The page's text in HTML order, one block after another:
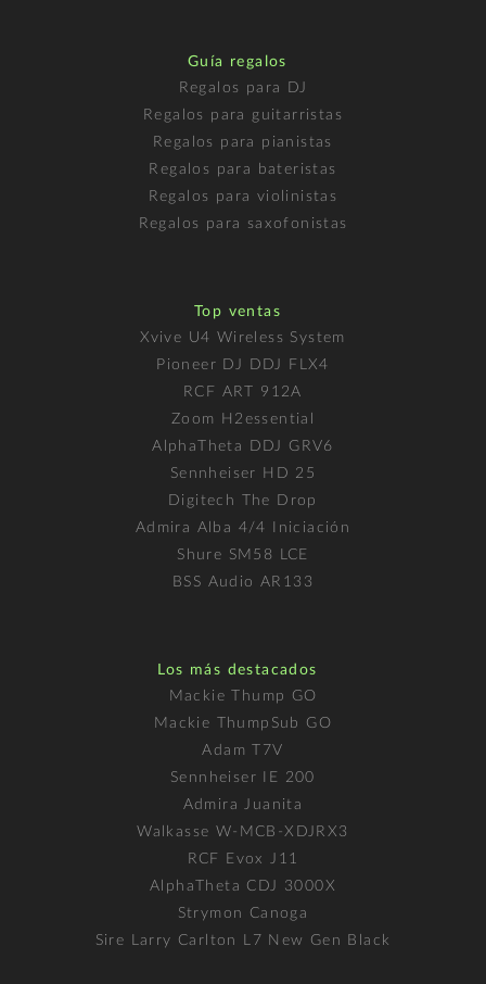
Guía regalos
Regalos para DJ
Regalos para guitarristas
Regalos para pianistas
Regalos para bateristas
Regalos para violinistas
Regalos para saxofonistas
Top ventas
Xvive U4 Wireless System
Pioneer DJ DDJ FLX4
RCF ART 912A
Zoom H2essential
AlphaTheta DDJ GRV6
Sennheiser HD 25
Digitech The Drop
Admira Alba 4/4 Iniciación
Shure SM58 LCE
BSS Audio AR133
Los más destacados
Mackie Thump GO
Mackie ThumpSub GO
Adam T7V
Sennheiser IE 200
Admira Juanita
Walkasse W-MCB-XDJRX3
RCF Evox J11
AlphaTheta CDJ 3000X
Strymon Canoga
Sire Larry Carlton L7 New Gen Black